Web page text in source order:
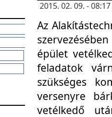
2015. 02. 09. -
Az
épület
feladatok
szükséges
versenyre
vetélkedő